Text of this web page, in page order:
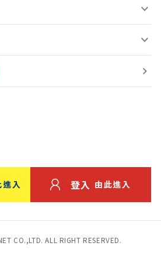
進入 登入 由此進入
CO.,LTD. ALL RIGHT RESERVED.